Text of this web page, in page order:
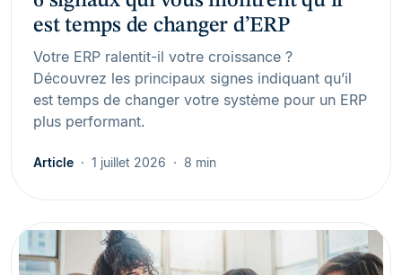
est temps de changer d’ERP
Votre ERP ralentit-il votre croissance ?
Découvrez les principaux signes indiquant qu’il
est temps de changer votre système pour un ERP
plus performant.
Article 1 juillet 2026 8 min